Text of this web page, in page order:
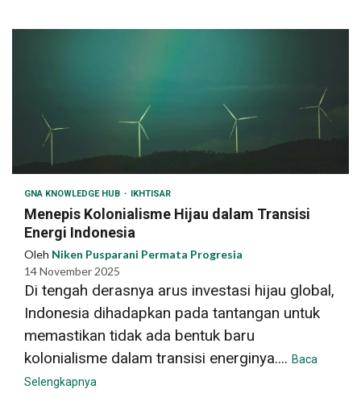
GNA KNOWLEDGE HUB IKHTISAR
Menepis Kolonialisme Hijau dalam Transisi
Energi Indonesia
Oleh Niken Pusparani Permata Progresia
14 November 2025
Di tengah derasnya arus investasi hijau global,
Indonesia dihadapkan pada tantangan untuk
memastikan tidak ada bentuk baru
kolonialisme dalam transisi energinya.... Baca
Selengkapnya